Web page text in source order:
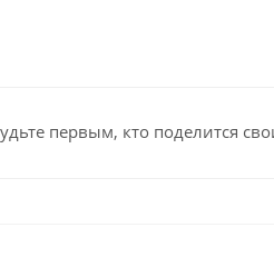
первым, кто поделится